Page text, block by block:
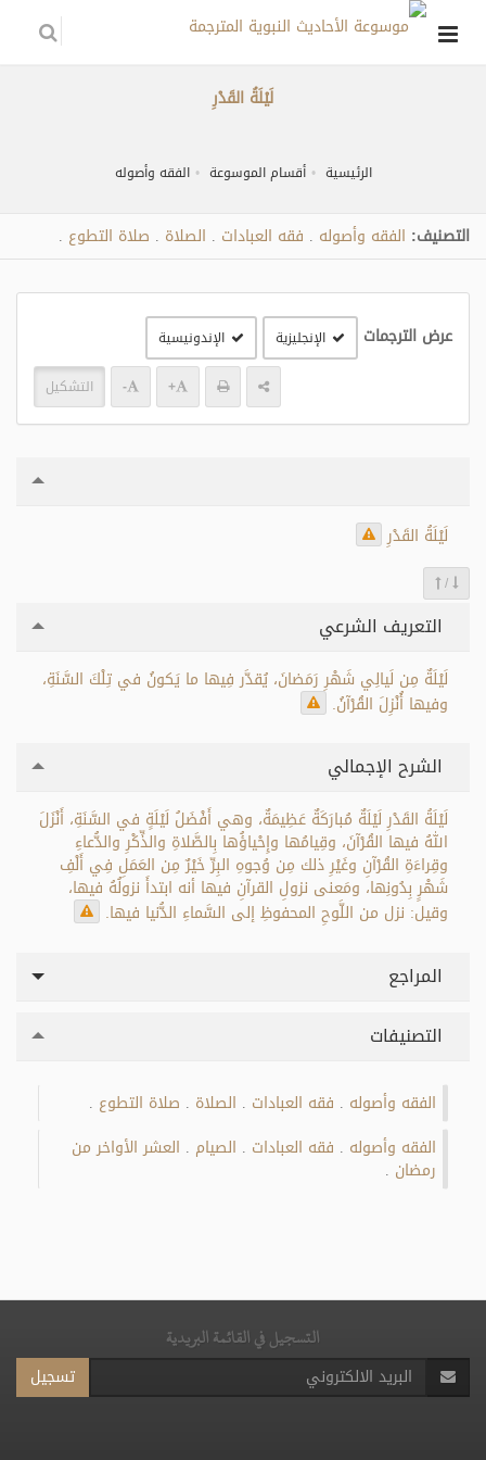
لَيْلَةُ القَدْرِ
الرئيسية أقسام الموسوعة الفقه وأصوله
التصنيف: الفقه وأصوله فقه العبادات الصلاة صلاة التطوع
عرض الترجمات الإنجليزية الإندونيسية
+
- التشكيل
لَيْلَةُ القَدْرِ
/
التعريف الشرعي
لَيْلَةٌ مِن لَيالِي شَهْرِ رَمَضانَ، يُقدَّر فِيها ما يَكونُ في تِلْكَ السَّنَةِ،
وفيها أُنْزِلَ القُرْآنُ.
الشرح الإجمالي
لَيْلَةُ القَدْرِ لَيْلَةٌ مُبارَكَةٌ عَظِيمَةٌ، وهي أَفْضَلُ لَيْلَةٍ في السَّنَةِ، أَنْزَلَ
اللهُ فيها القُرْآنَ، وقِيامُها وإِحْياؤُها بِالصَّلاةِ والذِّكْرِ والدُّعاءِ
وقِراءَةِ القُرْآنِ وغَيْرِ ذلك مِن وُجوهِ البِرِّ خَيْرٌ مِن العَمَلِ فِي أَلْفِ
شَهْرٍ بِدُونِها، ومَعنى نزولِ القرآنِ فيها أنه ابتدأَ نزولُهُ فيها،
وقيل: نزل من اللَّوحِ المحفوظِ إلى السَّماءِ الدُّنيا فيها.
المراجع
التصنيفات
الفقه وأصوله فقه العبادات الصلاة صلاة التطوع
الفقه وأصوله فقه العبادات الصيام العشر الأواخر من
رمضان
التسجيل في القائمة البريدية
تسجيل